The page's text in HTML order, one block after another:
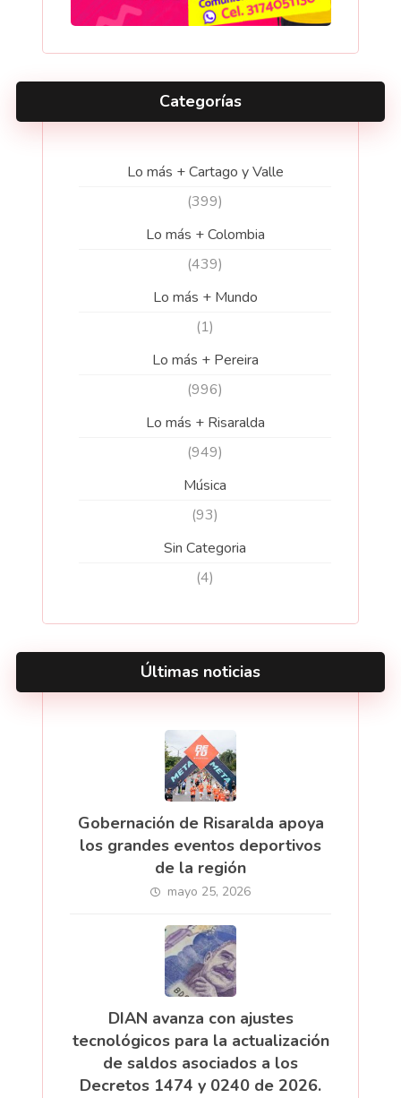
Categorías
Lo más + Cartago y Valle
(399)
Lo más + Colombia
(439)
Lo más + Mundo
(1)
Lo más + Pereira
(996)
Lo más + Risaralda
(949)
Música
(93)
Sin Categoria
(4)
Últimas noticias
Gobernación de Risaralda apoya
los grandes eventos deportivos
de la región
mayo 25, 2026
DIAN avanza con ajustes
tecnológicos para la actualización
de saldos asociados a los
Decretos 1474 y 0240 de 2026.